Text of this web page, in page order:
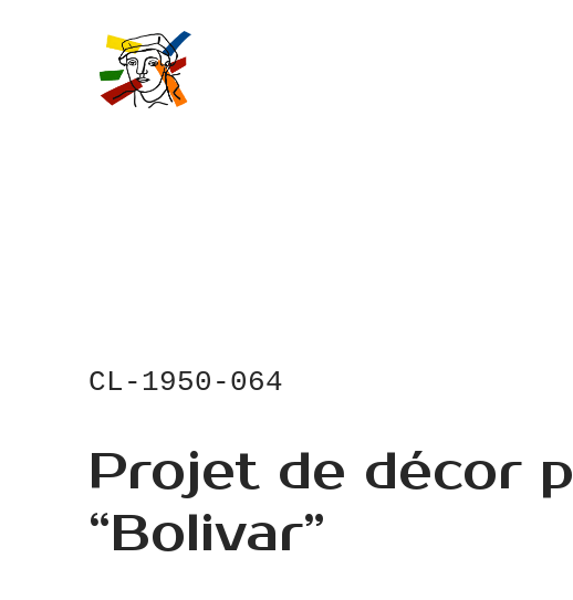
CL-1950-064
Projet de décor
“Bolivar”